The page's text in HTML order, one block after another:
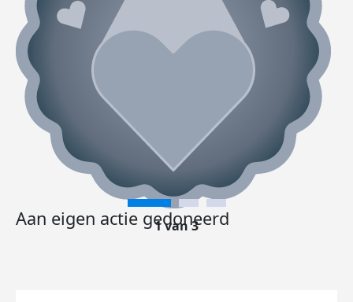
Aan eigen actie gedoneerd
1 van 3